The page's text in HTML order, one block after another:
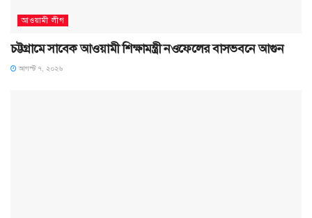
আওয়ামী লীগ
চট্টগ্রামে সাবেক আওয়ামী শিক্ষামন্ত্রী নওফেলের বাসভবনে আগুন
আগস্ট ৭, ২০২৬